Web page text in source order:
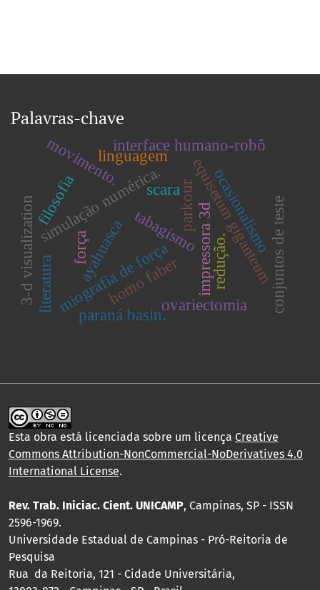
Palavras-chave
impressora 3d
scara
simulação numérica. equisetum giganteum
ovariectomia
miografia de força
interface humano-robô
ayahuascatabagismo
redução.
ocasionalismo
força
movimento.
3-d visualization
paraná basin.
parkour conjuntos de teste
literatura
filosofia
homo faber
linguagem
Esta obra está licenciada sobre um licença Creative
Commons Attribution-NonCommercial-NoDerivatives 4.0
International License.
Rev. Trab. Iniciac. Cient. UNICAMP, Campinas, SP - ISSN
2596-1969.
Universidade Estadual de Campinas - Pró-Reitoria de
Pesquisa
Rua da Reitoria, 121 - Cidade Universitária,